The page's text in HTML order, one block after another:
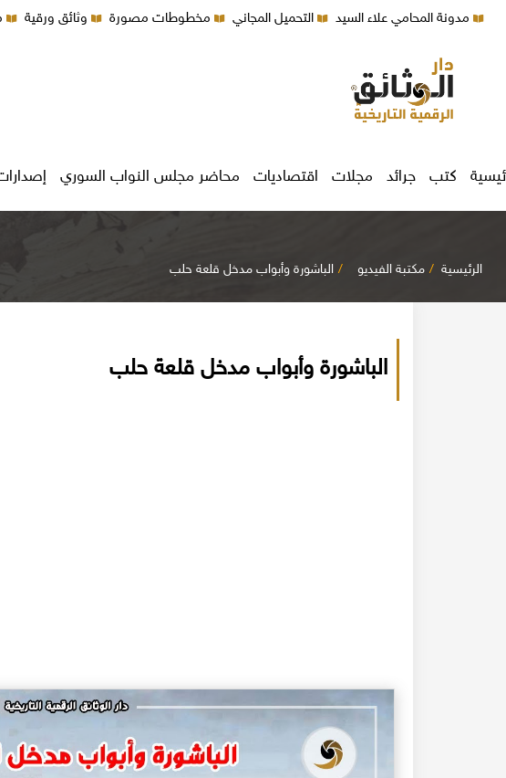
مدونة المحامي علاء السيد التحميل المجاني مخطوطات مصورة وثائق ورقية
كتب جرائد مجلات اقتصاديات محاضر مجلس النواب السوري
الرئيسية مكتبة الفيديو الباشورة وأبواب مدخل قلعة حلب
الباشورة وأبواب مدخل قلعة حلب
كتاب نهر الذهب في تاريخ حلب - الاجزاء الثلاثة الطبعة